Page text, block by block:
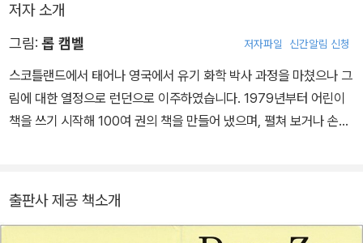
저자 소개
그림:롭 캠벨 저자파일 신간알림 신청
스코틀랜드에서 태어나 영국에서 유기 화학 박사 과정을 마쳤으나 그
림에 대한 열정으로 런던으로 이주하였습니다. 1979년부터 어린이
책을 쓰기 시작해 100여 권의 책을 만들어 냈으며, 펼쳐 보거나 손으
ngs', 'Little Bird' 등이 있으며 현재 프랑스에서 살고 있습니다.
출판사 제공 책소개